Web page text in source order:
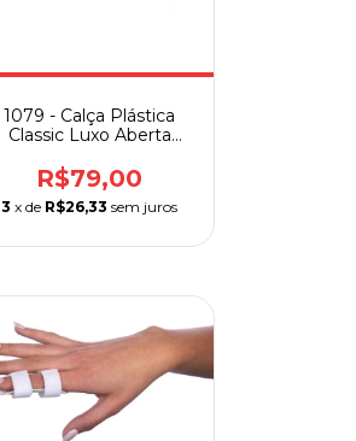
1079 - Calça Plástica
Classic Luxo Aberta
R$79,00
3 x de R$26,33 sem juros